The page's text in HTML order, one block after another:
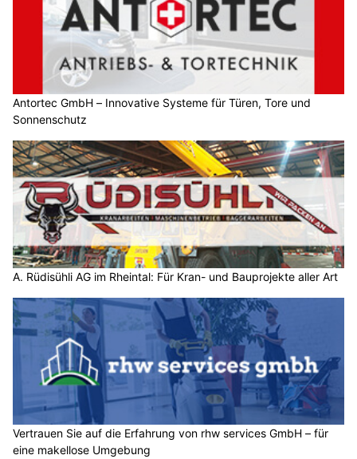
Antortec GmbH – Innovative Systeme für Türen, Tore und
Sonnenschutz
A. Rüdisühli AG im Rheintal: Für Kran- und Bauprojekte aller Art
Vertrauen Sie auf die Erfahrung von rhw services GmbH – für
eine makellose Umgebung